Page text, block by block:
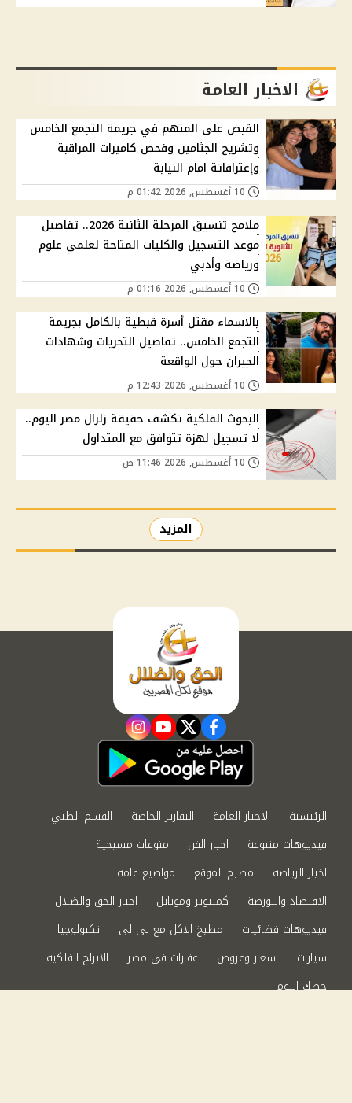
الاخبار العامة
القبض على المتهم في جريمة التجمع الخامس
وتشريح الجثامين وفحص كاميرات المراقبة
وإعترافاتة امام النيابة
ملامح تنسيق المرحلة الثانية 2026.. تفاصيل
موعد التسجيل والكليات المتاحة لعلمي علوم
ورياضة وأدبي
بالاسماء مقتل أسرة قبطية بالكامل بجريمة
التجمع الخامس.. تفاصيل التحريات وشهادات
الجيران حول الواقعة
البحوث الفلكية تكشف حقيقة زلزال مصر اليوم..
لا تسجيل لهزة تتوافق مع المتداول
المزيد
facebook
twitter
youtube
instagram
الرئيسية الاخبار العامة التقارير الخاصة
القسم الطبي
فيديوهات متنوعة
اخبار الفن
منوعات مسيحية
اخبار الرياضة
مطبخ الموقع
مواضيع عامة
الاقتصاد والبورصة
كمبيوتر وموبايل
اخبار الحق والضلال
فيديوهات فضائيات
مطبخ الاكل مع لى لى
تكنولوجيا
سيارات
اسعار وعروض عقارات في مصر
الابراج الفلكية
حظك اليوم